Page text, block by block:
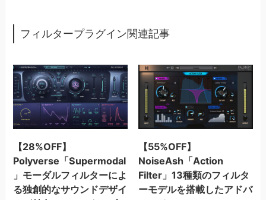
フィルタープラグイン関連記事
【28%OFF】
Polyverse「Supermodal
」モーダルフィルターによ
る独創的なサウンドデザイ
【55%OFF】
NoiseAsh「Action
Filter」13種類のフィルタ
ーモデルを搭載したアドバ